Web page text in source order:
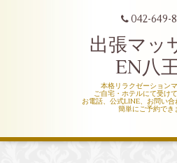
042-649-
出張マッ
EN八
本格リラクゼーション
ご自宅・ホテルにて受け
お電話、公式LINE、お問い合
簡単にご予約でき